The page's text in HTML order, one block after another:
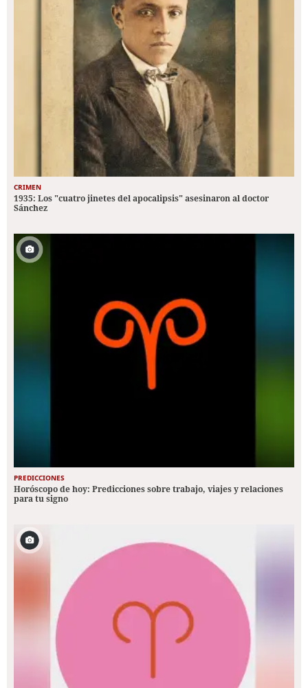
CRIMEN
1935: Los "cuatro jinetes del apocalipsis" asesinaron al doctor
Sánchez
PREDICCIONES
Horóscopo de hoy: Predicciones sobre trabajo, viajes y relaciones
para tu signo